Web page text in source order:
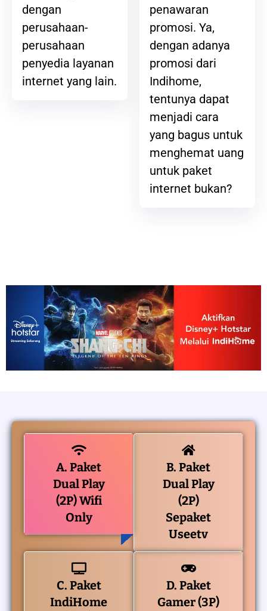
dengan
perusahaan-
perusahaan
penyedia layanan
internet yang lain.
penawaran
promosi. Ya,
dengan adanya
promosi dari
Indihome,
tentunya dapat
menjadi cara
yang bagus untuk
menghemat uang
untuk paket
internet bukan?
A. Paket
Dual Play
(2P) Wifi
Only
B. Paket
Dual Play
(2P)
Sepaket
Useetv
C. Paket
IndiHome
D. Paket
Gamer (3P)